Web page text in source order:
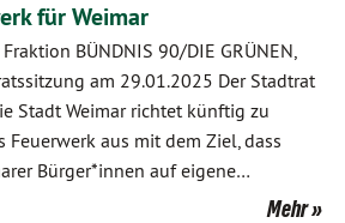
für Weimar
BÜNDNIS 90/DIE GRÜNEN,
am 29.01.2025 Der Stadtrat
Stadt Weimar richtet künftig zu
Feuerwerk aus mit dem Ziel, dass
Bürger*innen auf eigene…
Mehr